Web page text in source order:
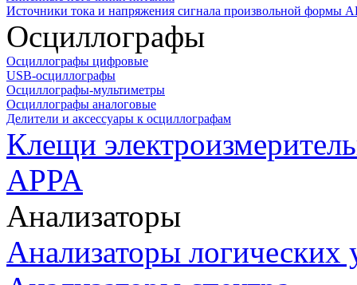
Источники тока и напряжения сигнала произвольной формы
Осциллографы
Осциллографы цифровые
USB-осциллографы
Осциллографы-мультиметры
Осциллографы аналоговые
Делители и аксессуары к осциллографам
Клещи
APPA
Анализаторы
Анализаторы логических